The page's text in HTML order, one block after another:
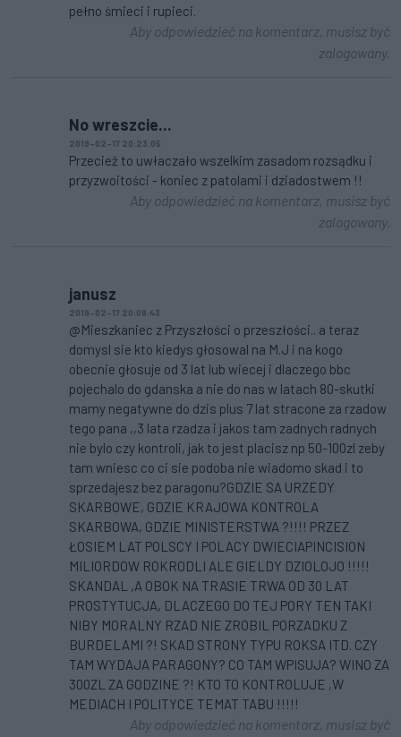
pełno śmieci i rupieci.
Aby odpowiedzieć na komentarz, musisz być
zalogowany.
No wreszcie...
2019-02-17 20:23:05
Przecież to uwłaczało wszelkim zasadom rozsądku i
przyzwoitości - koniec z patolami i dziadostwem !!
Aby odpowiedzieć na komentarz, musisz być
zalogowany.
janusz
2019-02-17 20:08:43
@Mieszkaniec z Przyszłości o przeszłości.. a teraz
domysl sie kto kiedys głosowal na M.J i na kogo
obecnie głosuje od 3 lat lub wiecej i dlaczego bbc
pojechalo do gdanska a nie do nas w latach 80-skutki
mamy negatywne do dzis plus 7 lat stracone za rzadow
tego pana ,,3 lata rzadza i jakos tam zadnych radnych
nie bylo czy kontroli, jak to jest placisz np 50-100zl zeby
tam wniesc co ci sie podoba nie wiadomo skad i to
sprzedajesz bez paragonu?GDZIE SA URZEDY
SKARBOWE, GDZIE KRAJOWA KONTROLA
SKARBOWA, GDZIE MINISTERSTWA ?!!!! PRZEZ
ŁOSIEM LAT POLSCY I POLACY DWIECIAPINCISION
MILIORDOW ROKRODLI ALE GIELDY DZIOLOJO !!!!!
SKANDAL ,A OBOK NA TRASIE TRWA OD 30 LAT
PROSTYTUCJA, DLACZEGO DO TEJ PORY TEN TAKI
NIBY MORALNY RZAD NIE ZROBIL PORZADKU Z
BURDELAMI ?! SKAD STRONY TYPU ROKSA ITD. CZY
TAM WYDAJA PARAGONY? CO TAM WPISUJA? WINO ZA
300ZL ZA GODZINE ?! KTO TO KONTROLUJE ,W
MEDIACH I POLITYCE TEMAT TABU !!!!!
Aby odpowiedzieć na komentarz, musisz być